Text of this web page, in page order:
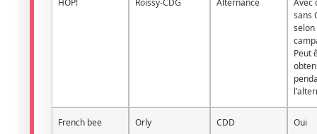
HOP! Roissy-CDG Alternance
Avec
sans
selon
Peut
French bee Orly CDD Oui